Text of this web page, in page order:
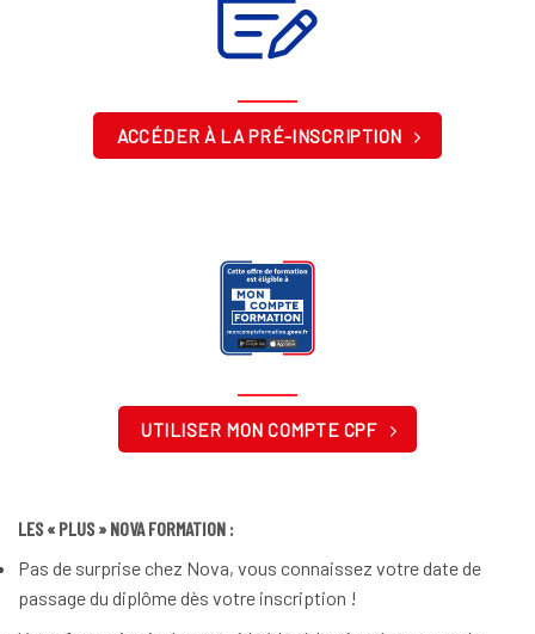
ACCÉDER À LA PRÉ-INSCRIPTION
UTILISER MON COMPTE CPF
LES « PLUS » NOVA FORMATION :
Pas de surprise chez Nova, vous connaissez votre date de
passage du diplôme dès votre inscription !